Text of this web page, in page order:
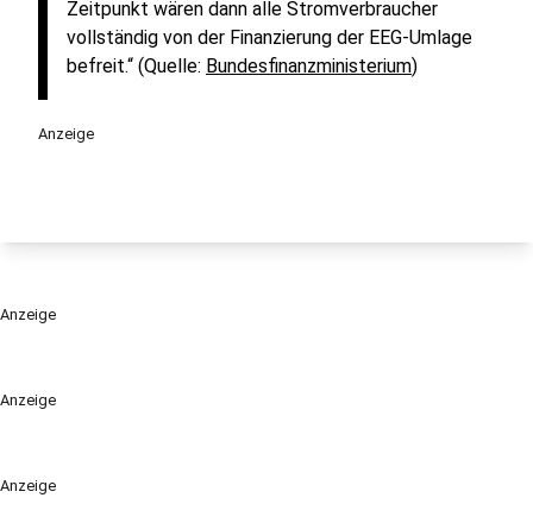
Anzeige
Anzeige
Zeitpunkt wären dann alle Stromverbraucher
vollständig von der Finanzierung der EEG-Umlage
befreit.“ (Quelle: Bundesfinanzministerium)
Anzeige
Anzeige